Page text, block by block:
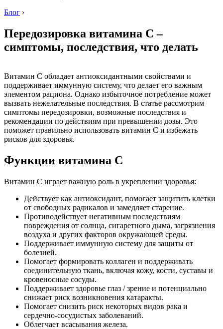
Блог ›
Передозировка витамина С –
симптомы, последствия, что делать
Витамин С обладает антиоксидантными свойствами и
поддерживает иммунную систему, что делает его важным
элементом рациона. Однако избыточное потребление может
вызвать нежелательные последствия. В статье рассмотрим
симптомы передозировки, возможные последствия и
рекомендации по действиям при превышении дозы. Это
поможет правильно использовать витамин С и избежать
рисков для здоровья.
Функции витамина С
Витамин С играет важную роль в укреплении здоровья:
Действует как антиоксидант, помогает защитить клетки
от свободных радикалов и замедляет старение.
Противодействует негативным последствиям
повреждения от солнца, сигаретного дыма, загрязнения
воздуха и других факторов окружающей среды.
Поддерживает иммунную систему для защиты от
болезней.
Помогает формировать коллаген и поддерживать
соединительную ткань, включая кожу, кости, суставы и
кровеносные сосуды.
Поддерживает здоровье глаз / зрение и потенциально
снижает риск возникновения катаракты.
Помогает снизить риск некоторых видов рака и
сердечно-сосудистых заболеваний.
Облегчает всасывания железа.